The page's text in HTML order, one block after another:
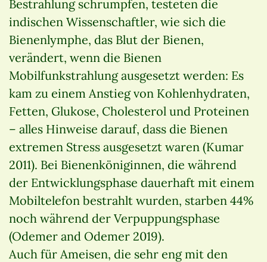
Bestrahlung schrumpfen, testeten die
indischen Wissenschaftler, wie sich die
Bienenlymphe, das Blut der Bienen,
verändert, wenn die Bienen
Mobilfunkstrahlung ausgesetzt werden: Es
kam zu einem Anstieg von Kohlenhydraten,
Fetten, Glukose, Cholesterol und Proteinen
– alles Hinweise darauf, dass die Bienen
extremen Stress ausgesetzt waren (Kumar
2011). Bei Bienenköniginnen, die während
der Entwicklungsphase dauerhaft mit einem
Mobiltelefon bestrahlt wurden, starben 44%
noch während der Verpuppungsphase
(Odemer and Odemer 2019).
Auch für Ameisen, die sehr eng mit den